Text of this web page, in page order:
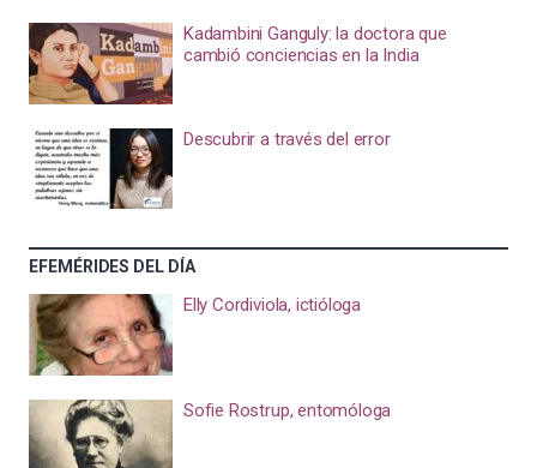
Kadambini Ganguly: la doctora que
cambió conciencias en la India
Descubrir a través del error
EFEMÉRIDES DEL DÍA
Elly Cordiviola, ictióloga
Sofie Rostrup, entomóloga